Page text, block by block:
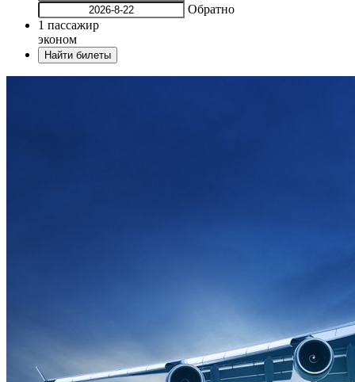
Обратно
1 пассажир
эконом
Найти билеты